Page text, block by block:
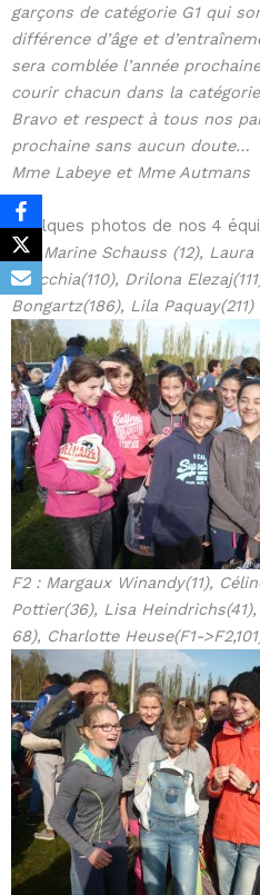
garçons de catégorie G1 qui
différence d’âge et
sera comblée l’année
courir chacun dans la
Bravo et respect à tous nos
prochaine sans aucun doute…
Mme Labeye et Mme Autmans
Quelques photos de nos 4
F1 : Marine Schauss (12),
Ficicchia(110), Drilona
Bongartz(186), Lila
F2 : Margaux Winandy(11),
Pottier(36), Lisa
68), Charlotte Heuse(F1-